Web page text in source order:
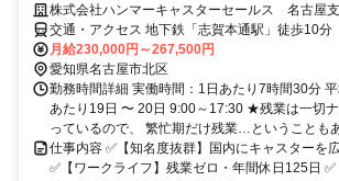
株式会社ハンマーキャスターセールス 名古屋
交通・アクセス 地下鉄「志賀本通駅」徒歩10分
月給230,000円～267,500円
愛知県名古屋市北区
勤務時間詳細 実働時間：1日あたり7時間30分
あたり19日 〜 20日 9:00～17:30 ★残業は一切
っているので、 繁忙期だけ残業…ということもあ
仕事内容 ✅【知名度抜群】国内にキャスターを
✅【ワークライフ】残業ゼロ・年間休日125日